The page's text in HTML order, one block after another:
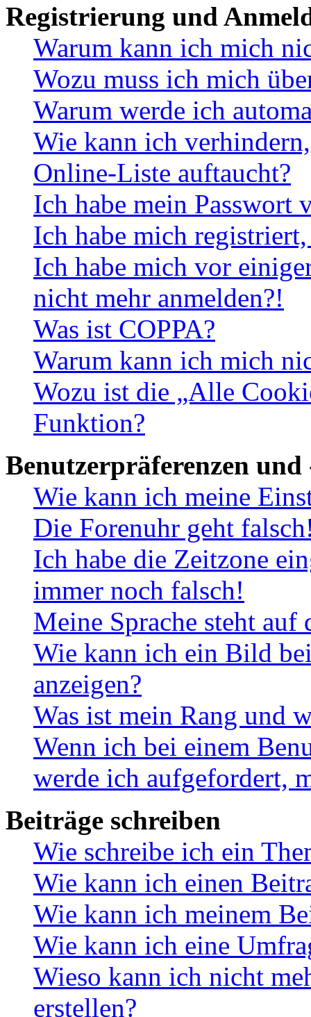
Registrierung und
Warum kann ich mich
Wozu muss ich mich
Warum werde ich
Wie kann ich
Online-Liste auftaucht?
Ich habe mein Passwort
Ich habe mich
Ich habe mich vor
nicht mehr anmelden?!
Was ist COPPA?
Warum kann ich mich
Wozu ist die „Alle
Funktion?
Benutzerpräferenzen und
Wie kann ich meine
Die Forenuhr geht
Ich habe die Zeitzone
immer noch falsch!
Meine Sprache steht
Wie kann ich ein Bild
anzeigen?
Was ist mein Rang und
Wenn ich bei einem
werde ich aufgefordert,
Beiträge schreiben
Wie schreibe ich ein
Wie kann ich einen
Wie kann ich meinem
Wie kann ich eine
Wieso kann ich nicht
erstellen?